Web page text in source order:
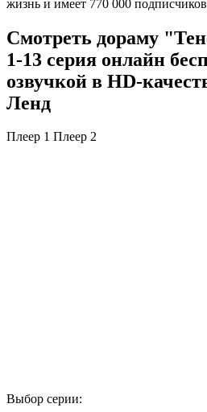
жизнь и имеет 770 000 подписчиков
Смотреть дораму
1-13 серия онлайн
озвучкой в HD-
Ленд
Плеер 1 Плеер 2
Выбор серии: